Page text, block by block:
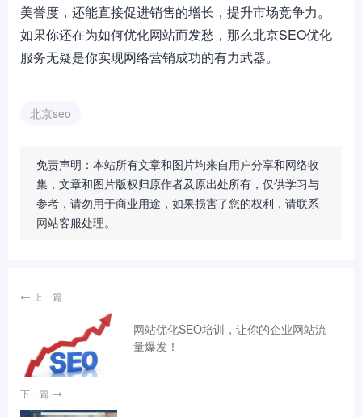
美誉度，还能直接促进销售的增长，提升市场竞争力。
如果你还在为如何优化网站而发愁，那么北京SEO优化
服务无疑是你实现网络营销成功的有力武器。
北京seo
免责声明：本站所有文章和图片均来自用户分享和网络收
集，文章和图片版权归原作者及原出处所有，仅供学习与
参考，请勿用于商业用途，如果损害了您的权利，请联系
网站客服处理。
上一篇
网站优化SEO培训，让你的企业网站流
量爆发！
下一篇